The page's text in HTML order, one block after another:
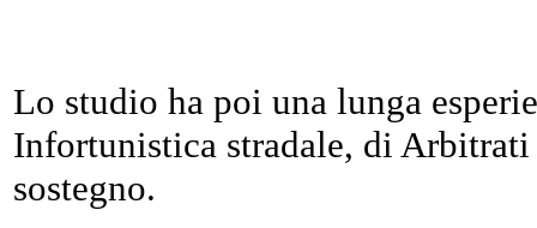
Lo studio ha poi una lunga
Infortunistica stradale, di
sostegno.